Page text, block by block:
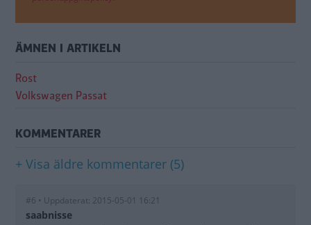
ÄMNEN I ARTIKELN
Rost
Volkswagen Passat
KOMMENTARER
+ Visa äldre kommentarer (5)
#6 • Uppdaterat: 2015-05-01 16:21
saabnisse